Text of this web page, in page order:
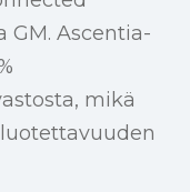
Ascentia-
mikä